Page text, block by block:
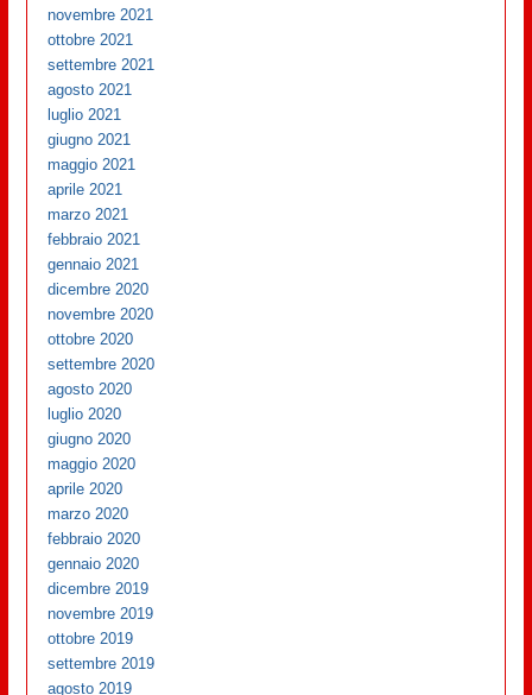
novembre 2021
ottobre 2021
settembre 2021
agosto 2021
luglio 2021
giugno 2021
maggio 2021
aprile 2021
marzo 2021
febbraio 2021
gennaio 2021
dicembre 2020
novembre 2020
ottobre 2020
settembre 2020
agosto 2020
luglio 2020
giugno 2020
maggio 2020
aprile 2020
marzo 2020
febbraio 2020
gennaio 2020
dicembre 2019
novembre 2019
ottobre 2019
settembre 2019
agosto 2019